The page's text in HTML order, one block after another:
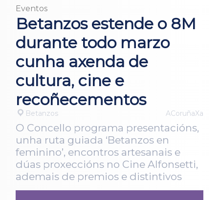
Eventos
Betanzos estende o 8M
durante todo marzo
cunha axenda de
cultura, cine e
recoñecementos
Betanzos ACoruñaXa
O Concello programa presentacións,
unha ruta guiada ‘Betanzos en
feminino’, encontros artesanais e
dúas proxeccións no Cine Alfonsetti,
ademais de premios e distintivos